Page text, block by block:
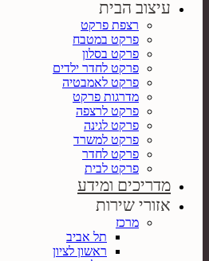
עיצוב הבית
רצפת פרקט
פרקט במטבח
פרקט בסלון
פרקט לחדר ילדים
פרקט לאמבטיה
מדרגות פרקט
פרקט לרצפה
פרקט לגינה
פרקט למשרד
פרקט לחדר
פרקט לבית
מדריכים ומידע
אזורי שירות
מרכז
תל אביב
ראשון לציון